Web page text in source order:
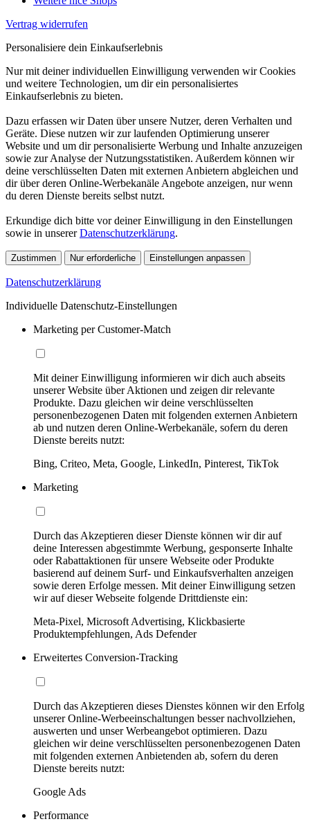
Vertrag widerrufen
Personalisiere dein Einkaufserlebnis
Nur mit deiner individuellen Einwilligung verwenden wir Cookies
und weitere Technologien, um dir ein personalisiertes
Einkaufserlebnis zu bieten.
Dazu erfassen wir Daten über unsere Nutzer, deren Verhalten und
Geräte. Diese nutzen wir zur laufenden Optimierung unserer
Website und um dir personalisierte Werbung und Inhalte anzuzeigen
sowie zur Analyse der Nutzungsstatistiken. Außerdem können wir
deine verschlüsselten Daten mit externen Anbietern abgleichen und
dir über deren Online-Werbekanäle Angebote anzeigen, nur wenn
du deren Dienste bereits selbst nutzt.
Erkundige dich bitte vor deiner Einwilligung in den Einstellungen
sowie in unsererDatenschutzerklärung.
Zustimmen Nur erforderliche Einstellungen anpassen
Datenschutzerklärung
Individuelle Datenschutz-Einstellungen
Marketing per Customer-Match
Mit deiner Einwilligung informieren wir dich auch abseits
unserer Website über Aktionen und zeigen dir relevante
Produkte. Dazu gleichen wir deine verschlüsselten
personenbezogenen Daten mit folgenden externen Anbietern
ab und nutzen deren Online-Werbekanäle, sofern du deren
Dienste bereits nutzt:
Bing, Criteo, Meta, Google, LinkedIn, Pinterest, TikTok
Marketing
Durch das Akzeptieren dieser Dienste können wir dir auf
deine Interessen abgestimmte Werbung, gesponserte Inhalte
oder Rabattaktionen für unsere Webseite oder Produkte
basierend auf deinem Surf- und Einkaufsverhalten anzeigen
sowie deren Erfolge messen. Mit deiner Einwilligung setzen
wir auf dieser Webseite folgende Drittdienste ein:
Meta-Pixel, Microsoft Advertising, Klickbasierte
Produktempfehlungen, Ads Defender
Erweitertes Conversion-Tracking
Durch das Akzeptieren dieses Dienstes können wir den Erfolg
unserer Online-Werbeeinschaltungen besser nachvollziehen,
auswerten und unser Werbeangebot optimieren. Dazu
gleichen wir deine verschlüsselten personenbezogenen Daten
mit folgenden externen Anbietenden ab, sofern du deren
Dienste bereits nutzt:
Google Ads
Performance